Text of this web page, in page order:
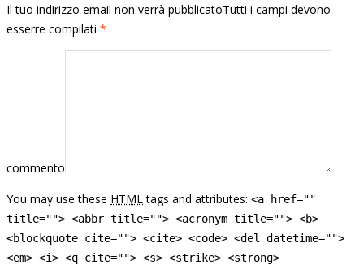
Il tuo indirizzo email non verrà pubblicatoTutti i campi devono
esserre compilati *
commento
You may use these HTML tags and attributes: <a href=""
title=""> <abbr title=""> <acronym title=""> <b>
<blockquote cite=""> <cite> <code> <del datetime="">
<em> <i> <q cite=""> <s> <strike> <strong>